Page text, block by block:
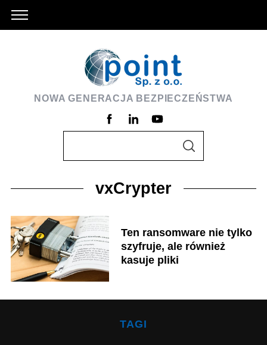
NOWA GENERACJA BEZPIECZEŃSTWA
r
h
f
o
r
S
H
vxCrypter
Ten ransomware nie tylko
szyfruje, ale również
kasuje pliki
TAGI